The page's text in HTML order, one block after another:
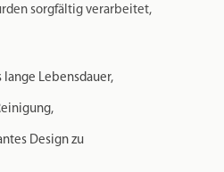
sorgfältig verarbeitet,
Lebensdauer,
Design zu